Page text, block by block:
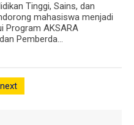
Tinggi, Sains, dan
mahasiswa menjadi
Program AKSARA
Pemberda...
next